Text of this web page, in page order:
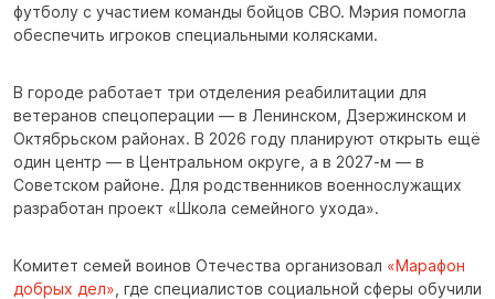
футболу с участием команды бойцов СВО. Мэрия помогла
обеспечить игроков специальными колясками.
В городе работает три отделения реабилитации для
ветеранов спецоперации — в Ленинском, Дзержинском и
Октябрьском районах. В 2026 году планируют открыть ещё
один центр — в Центральном округе, а в 2027-м — в
Советском районе. Для родственников военнослужащих
разработан проект «Школа семейного ухода».
Комитет семей воинов Отечества организовал «Марафон
добрых дел» , где специалистов социальной сферы обучили